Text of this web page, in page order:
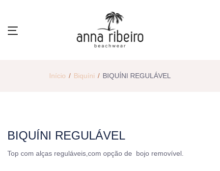
Início Biquíni BIQUÍNI REGULÁVEL
BIQUÍNI REGULÁVEL
Top com alças reguláveis,com opção de bojo removível.